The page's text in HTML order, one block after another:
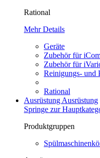
Rational
Mehr Details
Geräte
Zubehör für
Zubehör für
Reinigungs- und
Rational
Ausrüstung Ausrüstung
Springe zur
Produktgruppen